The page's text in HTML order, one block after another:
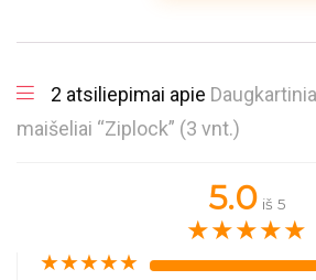
2 atsiliepimai apie
maišeliai “Ziplock” (3 vnt.)
5.0 iš 5
★★★★★
★★★★★